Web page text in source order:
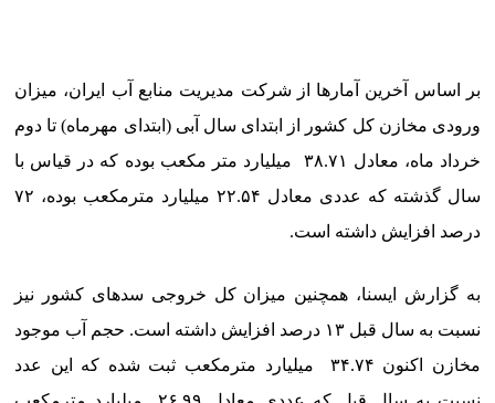
بر اساس آخرین آمارها از شرکت مدیریت منابع آب ایران، ‌میزان
ورودی مخازن کل کشور از ابتدای سال آبی (ابتدای مهرماه) تا دوم
خرداد ماه، معادل ۳۸.۷۱ میلیارد متر مکعب بوده که در قیاس با
سال گذشته که عددی معادل ۲۲.۵۴ میلیارد مترمکعب بوده، ۷۲
درصد افزایش داشته است.
به گزارش ایسنا، همچنین میزان کل خروجی سدهای کشور نیز
نسبت به سال قبل ۱۳ درصد افزایش داشته است. حجم آب موجود
مخازن اکنون ۳۴.۷۴ میلیارد مترمکعب ثبت شده که این عدد